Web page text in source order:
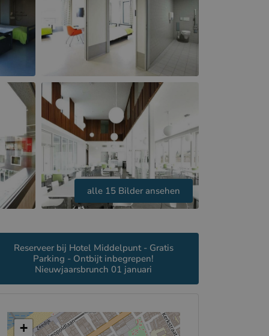
alle 15 Bilder ansehen
Reserveer bij Hotel Middelpunt - Gratis
Parking - Ontbijt inbegrepen!
Nieuwjaarsbrunch 01 januari
+